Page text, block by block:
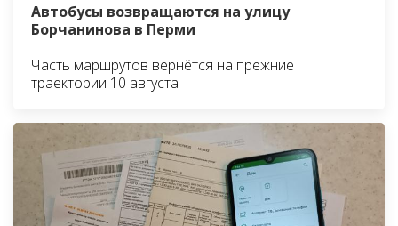
Автобусы возвращаются на улицу
Борчанинова в Перми
Часть маршрутов вернётся на прежние
траектории 10 августа